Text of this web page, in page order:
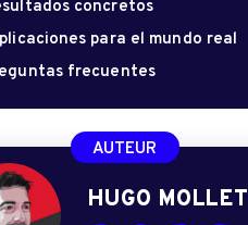
concretos
para el mundo real
frecuentes
AUTEUR
HUGO MOLLET